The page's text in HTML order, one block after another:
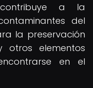
a la
del
la preservación
elementos
en el